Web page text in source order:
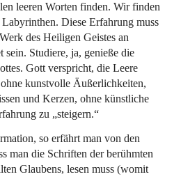
leeren Worten finden. Wir finden
Diese Erfahrung muss
des Heiligen Geistes an
sein. Studiere, ja, genieße die
Gott verspricht, die Leere
kunstvolle Äußerlichkeiten,
und Kerzen, ohne künstliche
zu „steigern.“
so erfährt man von den
man die Schriften der berühmten
Glaubens, lesen muss (womit